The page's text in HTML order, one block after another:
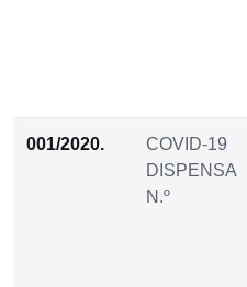
001/2020.
COVID-19
DISPENSA
N.º